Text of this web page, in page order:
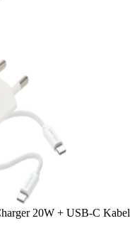
20W + USB-C Kabel